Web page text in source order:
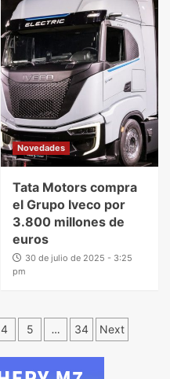
Novedades
Tata Motors compra
el Grupo Iveco por
3.800 millones de
euros
30 de julio de 2025 - 3:25
pm
4 5 … 34 Next